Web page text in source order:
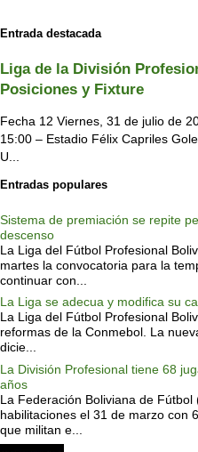
Entrada destacada
Liga de la División
Posiciones y Fixture
Fecha 12 Viernes, 31 de julio de
15:00 – Estadio Félix Capriles
U...
Entradas populares
Sistema de premiación se repite
descenso
La Liga del Fútbol Profesional
martes la convocatoria para la
continuar con...
La Liga se adecua y modifica su
La Liga del Fútbol Profesional
reformas de la Conmebol. La
dicie...
La División Profesional tiene 68
años
La Federación Boliviana de
habilitaciones el 31 de marzo con
que militan e...